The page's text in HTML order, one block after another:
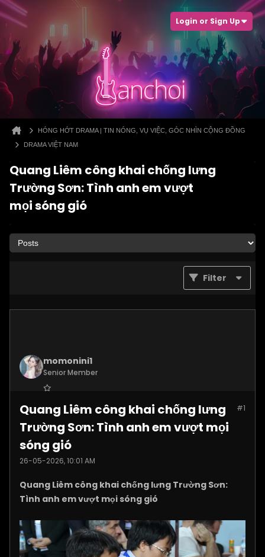
Login or Sign Up
HÓNG HỚT DRAMA | TIN NÓNG, VỤ VIỆC, GÓC NHÌN CỘNG ĐỒNG
DRAMA VIỆT NAM
Quang Liêm công khai chống lưng
Trường Sơn: Tình anh em vượt
mọi sóng gió
Filter
momonini1
Senior Member
Posts:5399 #1
Quang Liêm công khai chống lưng
Trường Sơn: Tình anh em vượt mọi
sóng gió
26-05-2026, 10:01 AM
Quang Liêm công khai chống lưng Trường Sơn:
Tình anh em vượt mọi sóng gió